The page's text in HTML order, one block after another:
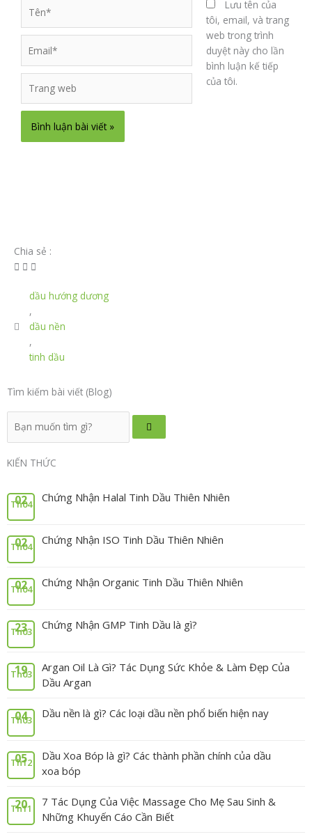
web
Lưu tên của
tôi, email, và trang
web trong trình
duyệt này cho lần
bình luận kế tiếp
của tôi.
Chia sẻ :
dầu hướng dương
,
dầu nền
,
tinh dầu
Tìm kiếm bài viết (Blog)
kiếm
KIẾN THỨC
02
Th04 Chứng Nhận Halal Tinh Dầu Thiên Nhiên
02
Th04 Chứng Nhận ISO Tinh Dầu Thiên Nhiên
02
Th04 Chứng Nhận Organic Tinh Dầu Thiên Nhiên
23
Th03 Chứng Nhận GMP Tinh Dầu là gì?
19
Th03
Argan Oil Là Gì? Tác Dụng Sức Khỏe & Làm Đẹp Của
Dầu Argan
04
Th03 Dầu nền là gì? Các loại dầu nền phổ biến hiện nay
05
Th12
Dầu Xoa Bóp là gì? Các thành phần chính của dầu
xoa bóp
20
Th11
7 Tác Dụng Của Việc Massage Cho Mẹ Sau Sinh &
Những Khuyến Cáo Cần Biết